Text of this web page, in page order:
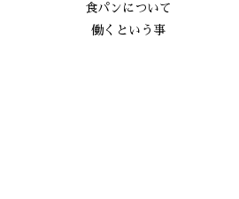
食パンについて
働くという事